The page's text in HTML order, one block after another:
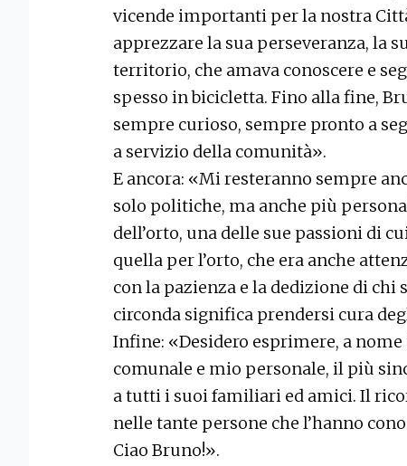
vicende importanti per la nostra
apprezzare la sua perseveranza, la
territorio, che amava conoscere e
spesso in bicicletta. Fino alla fine,
sempre curioso, sempre pronto a
a servizio della comunità».
E ancora: «Mi resteranno sempre
solo politiche, ma anche più
dell’orto, una delle sue passioni di
quella per l’orto, che era anche
con la pazienza e la dedizione di chi
circonda significa prendersi cura
Infine: «Desidero esprimere, a
comunale e mio personale, il più
a tutti i suoi familiari ed amici. Il
nelle tante persone che l’hanno
Ciao Bruno!».